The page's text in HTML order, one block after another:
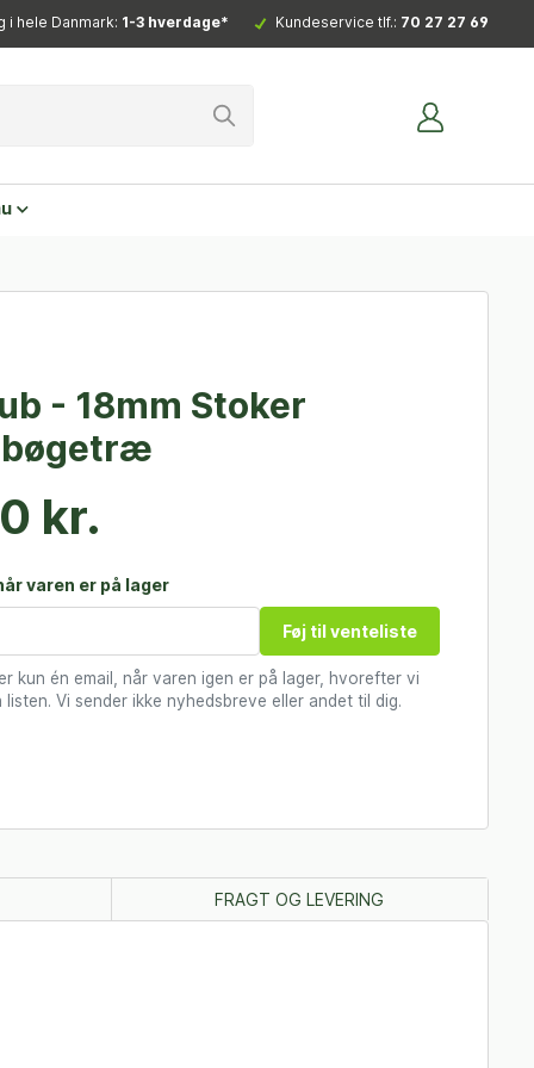
i hele Danmark: 1-3 hverdage* Kundeservice tlf.: 70 27 27 69
- 18mm Stoker
kr.
varen er på lager
Føj til venteliste
kun én email, når varen igen er på lager, hvorefter vi
Vi sender ikke nyhedsbreve eller andet til dig.
FRAGT OG LEVERING